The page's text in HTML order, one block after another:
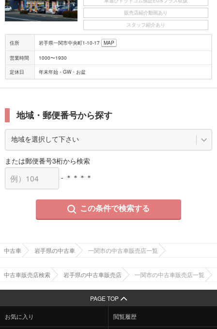
販売店紹介動画あり
スタッフ紹介あり
住所 岩手県一関市中央町1-10-17 MAP
営業時間 1000〜1930
定休日 年末年始・GW・お盆
地域・郵便番号から探す
または郵便番号3桁から検索
- ＊＊＊＊
この条件で検索する
中古車 岩手県の中古車 一関市の中古車販売店一覧
中古車販売店検索 岩手県の中古車販売店 一関市の中古車販売店一覧
PAGE TOP
お気に入り 閲覧履歴